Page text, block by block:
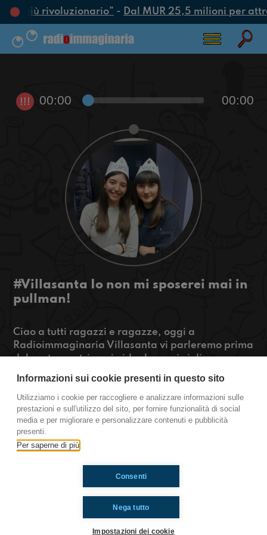
più rivoluzionario”- Dal MUR 25,5 milioni per
!!! 00:00 00:00
#Villasanta Io non mi sposerei mai in
pullman!
Ciao a tutti ragazzi e ragazze, oggi a
Radioimmaginaria Villasanta vi parleremo prima
del nostro matrimonio ideale e poi vi diremo
abbiamo incuriosito premete play!
https://www.radioimmaginaria.it
Villasanta
Ti è piaciuto? Condividilo!
Informazioni sui cookie presenti in questo sito
Utilizziamo i cookie per raccogliere e analizzare informazioni sulle
prestazioni e sull'utilizzo del sito, per fornire funzionalità di social
media e per migliorare e personalizzare contenuti e pubblicità
presenti.
Per saperne di più
Nega tutto
Consenti
Impostazioni dei cookie